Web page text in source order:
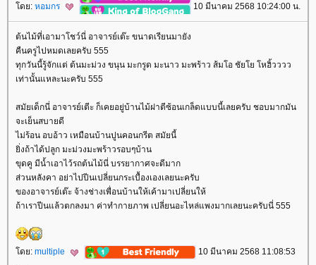
ดย: หอมกร 10 มีนาคม 2568 10:24:00 น.
ต้นไม้ที่เอามาโชว์นี่ อาจารย์เต๊ะ ขนาดเรียนมายัง
คืนครูไปหมดเลยครับ 555
ทุกวันนี้รู้จักแต่ ต้นมะม่วง ขนุน มะกรูด มะนาว มะพร้าว ส้มโอ ชัยโย โหฮิ้วววว
เท่านั้นแหละนะครับ 555
สมัยเด็กนี่ อาจารย์เตีะ ก็เคยอยู่บ้านไม้ฝาตีซ้อนเกล็ดแบบนี้เลยครับ ชอบมากมัน
จะเย็นสบายดี
ไม่ร้อน อบอ้าว เหมือนบ้านปูนคอนกรีต สมัยนี้
ิ่งถ้าได้ปลูก มะม่วงมะพร้าวรอบๆบ้าน
ขุดคู มีน้ำเอาไว้รถต้นไม้นี่ บรรยากาศจะดีมาก
ส่วนหลังคา อย่าไปปีนเปลี่ยนกระเบื้องเองเลยนะครับ
ของอาจารย์เต๊ะ จ้างช่างเพื่อนบ้านให้เค้ามาเปลี่ยนให้
ถ้าเราปีนแล้วตกลงมา ค่าทำกายภาพ เปลี่ยนอะไหล่แพงมากเลยนะครับนี่ 555
ดย: multiple
10 มีนาคม 2568 11:08:53